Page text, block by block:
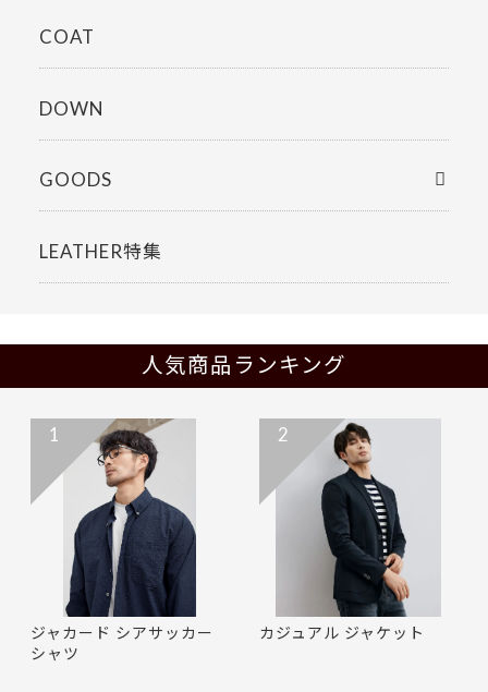
COAT
DOWN
GOODS
LEATHER特集
人気商品ランキング
ジャカード シアサッカー
シャツ
1
カジュアル ジャケット
2